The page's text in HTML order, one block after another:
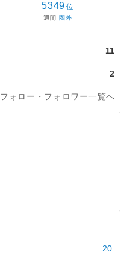
5349 位
週間 圏外
11
2
フォロー・フォロワー一覧へ
20